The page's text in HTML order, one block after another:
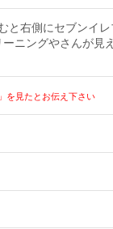
と右側にセブンイレ
ニングやさんが見
を見たとお伝え下さい